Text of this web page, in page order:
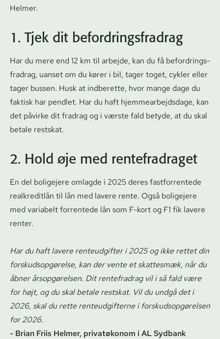
Helmer.
1. Tjek dit be­for­drings­fradrag
Har du mere end 12 km til arbejde, kan du få be­for­drings­
fradrag, uanset om du kører i bil, tager toget, cykler eller
tager bussen. Husk at indberette, hvor mange dage du
faktisk har pendlet. Har du haft hjem­me­ar­bejds­da­ge, kan
det påvirke dit fradrag og i værste fald betyde, at du skal
betale restskat.
2. Hold øje med rentefradraget
En del boligejere omlagde i 2025 deres fastforrentede
realkreditlån til lån med lavere rente. Også boligejere
med variabelt forrentede lån som F-kort og F1 fik lavere
renter.
Har du haft lavere renteudgifter i 2025 og ikke rettet din
forskuds­op­gø­rel­se, kan der vente et skattesmæk, når du
åbner årsopgørelsen. Dit rentefradrag vil i så fald være
for højt, og du skal betale restskat. Vil du undgå det i
2026, skal du rette ren­teud­gif­ter­ne i forskuds­op­gø­rel­sen
for 2026.
- Brian Friis Helmer, privatøkonom i AL Sydbank